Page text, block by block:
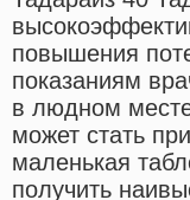
повышения
показаниям
в людном
может стать
маленькая
получить